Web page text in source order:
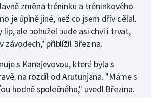
změna tréninku a tréninkového
je úplně jiné, než co jsem dřív dělal.
líp, ale bohužel bude asi chvíli trvat,
závodech," přiblížil Březina.
s Kanajevovou, která byla s
na rozdíl od Arutunjana. "Máme s
hodně společného," uvedl Březina.